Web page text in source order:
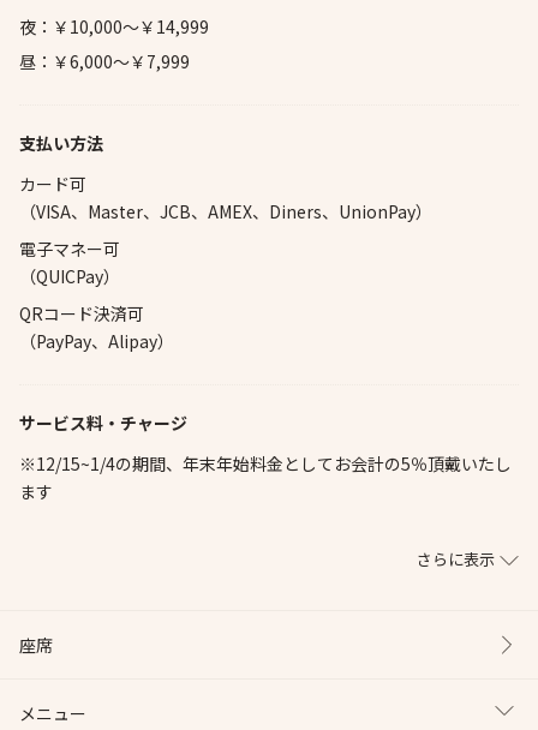
夜：￥10,000～￥14,999
昼：￥6,000～￥7,999
支払い方法
カード可
（VISA、Master、JCB、AMEX、Diners、UnionPay）
電子マネー可
（QUICPay）
QRコード決済可
（PayPay、Alipay）
サービス料・チャージ
※12/15~1/4の期間、年末年始料金としてお会計の5％頂戴いたし
ます
さらに表示
座席
メニュー